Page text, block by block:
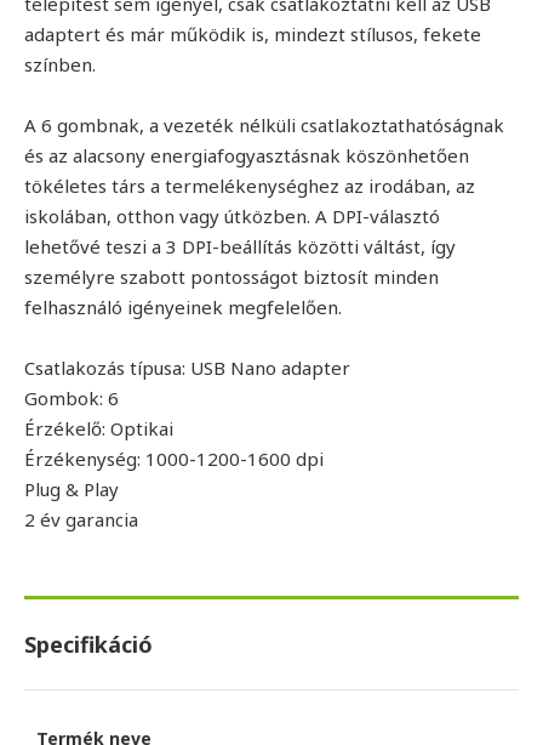
adaptert és már működik is, mindezt stílusos, fekete
színben.
A 6 gombnak, a vezeték nélküli csatlakoztathatóságnak
és az alacsony energiafogyasztásnak köszönhetően
tökéletes társ a termelékenységhez az irodában, az
iskolában, otthon vagy útközben. A DPI-választó
lehetővé teszi a 3 DPI-beállítás közötti váltást, így
személyre szabott pontosságot biztosít minden
felhasználó igényeinek megfelelően.
Csatlakozás típusa: USB Nano adapter
Gombok: 6
Érzékelő: Optikai
Érzékenység: 1000-1200-1600 dpi
Plug & Play
2 év garancia
Specifikáció
Termék neve